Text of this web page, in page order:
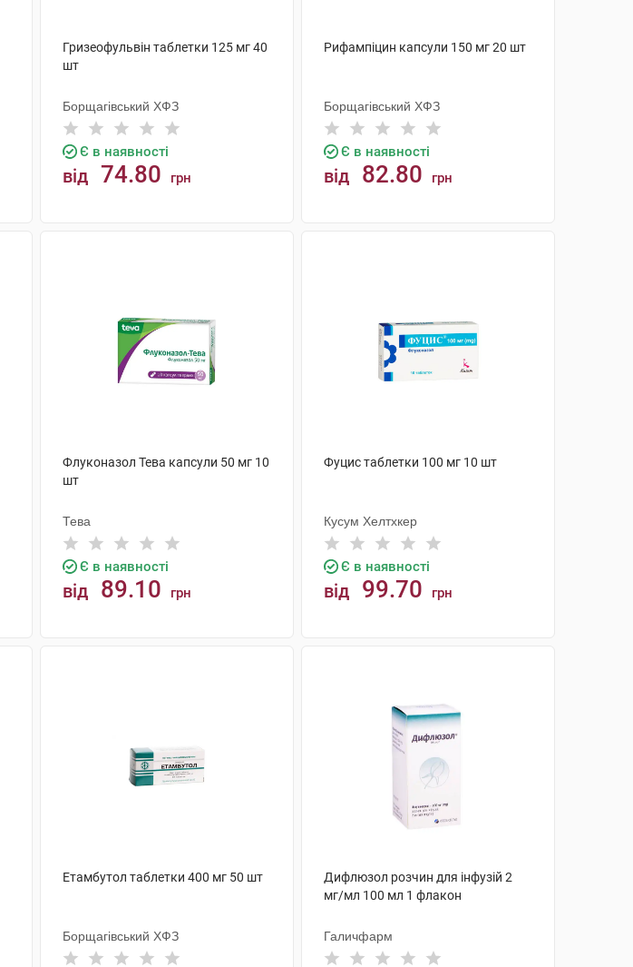
Гризеофульвін таблетки 125 мг 40
шт
Борщагівський ХФЗ
Є в наявності
від 74.80 грн
Рифампіцин капсули 150 мг 20 шт
Борщагівський ХФЗ
Є в наявності
від 82.80 грн
Флуконазол Тева капсули 50 мг 10
шт
Тева
Є в наявності
від 89.10 грн
Фуцис таблетки 100 мг 10 шт
Кусум Хелтхкер
Є в наявності
від 99.70 грн
Етамбутол таблетки 400 мг 50 шт
Борщагівський ХФЗ
Дифлюзол розчин для інфузій 2
мг/мл 100 мл 1 флакон
Галичфарм